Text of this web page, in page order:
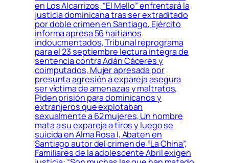
en Los Alcarrizos, “El Mello” enfrentará la
justicia dominicana tras ser extraditado
por doble crimen en Santiago, Ejército
informa apresa 56 haitianos
indoucmentados, Tribunal reprograma
para el 23 septiembre lectura íntegra de
sentencia contra Adán Cáceres y
coimputados, Mujer apresada por
presunta agresión a expareja asegura
ser víctima de amenazas y maltratos,
Piden prisión para dominicanos y
extranjeros que explotaban
sexualmente a 62 mujeres, Un hombre
mata a su expareja a tiros y luego se
suicida en Alma Rosa I, Abaten en
Santiago autor del crimen de “La China”,
Familiares de la adolescente Abril exigen